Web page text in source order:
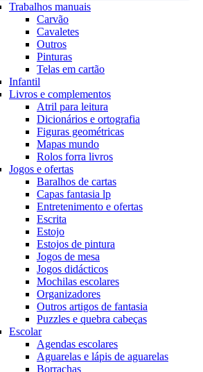
Trabalhos manuais
Carvão
Cavaletes
Outros
Pinturas
Telas em cartão
Infantil
Livros e complementos
Atril para leitura
Dicionários e ortografia
Figuras geométricas
Mapas mundo
Rolos forra livros
Jogos e ofertas
Baralhos de cartas
Capas fantasia lp
Entretenimento e ofertas
Escrita
Estojo
Estojos de pintura
Jogos de mesa
Jogos didácticos
Mochilas escolares
Organizadores
Outros artigos de fantasia
Puzzles e quebra cabeças
Escolar
Agendas escolares
Aguarelas e lápis de aguarelas
Borrachas